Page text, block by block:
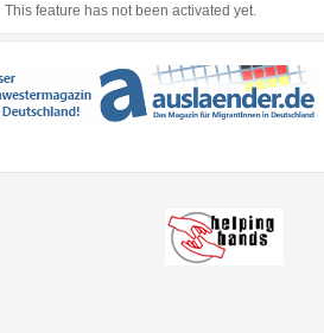
This feature has not been activated yet.